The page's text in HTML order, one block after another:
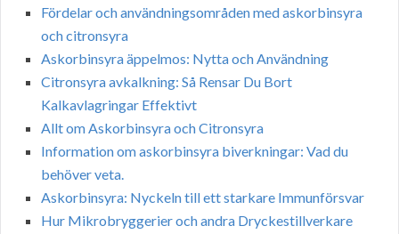
Fördelar och användningsområden med askorbinsyra
och citronsyra
Askorbinsyra äppelmos: Nytta och Användning
Citronsyra avkalkning: Så Rensar Du Bort
Kalkavlagringar Effektivt
Allt om Askorbinsyra och Citronsyra
Information om askorbinsyra biverkningar: Vad du
behöver veta.
Askorbinsyra: Nyckeln till ett starkare Immunförsvar
Hur Mikrobryggerier och andra Dryckestillverkare